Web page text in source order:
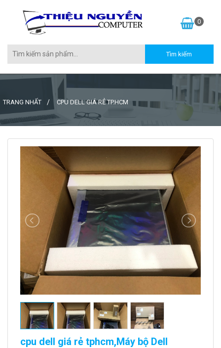
0
TRANG NHẤT CPU DELL GIÁ RẺ TP.HCM
cpu dell giá rẻ tphcm,Máy bộ Dell